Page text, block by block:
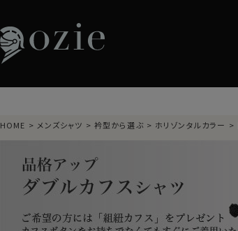
HOME メンズシャツ 衿型から選ぶ ホリゾンタルカラー